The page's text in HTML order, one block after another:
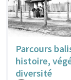
Parcours
histoire,
diversité